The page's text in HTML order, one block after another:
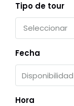
Tipo de tour
Seleccionar
Fecha
Hora